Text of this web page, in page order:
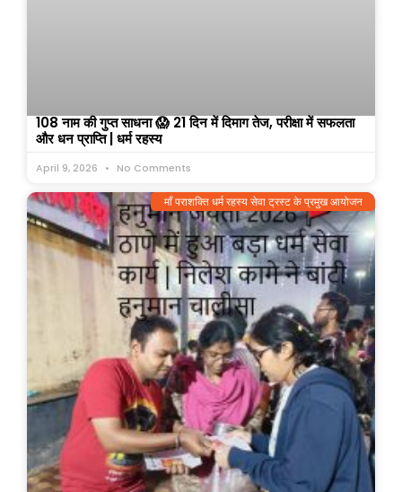
108 नाम की गुप्त साधना 😱 21 दिन में दिमाग तेज, परीक्षा में सफलता
और धन प्राप्ति | धर्म रहस्य
April 9, 2026 No Comments
माँ पराशक्ति धर्म रहस्य सेवा ट्रस्ट के प्रमुख आयोजन